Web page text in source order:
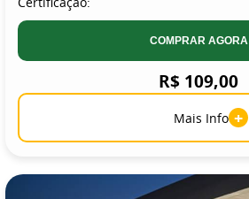
COMPRAR AGORA
R$ 109,00
Mais Info +